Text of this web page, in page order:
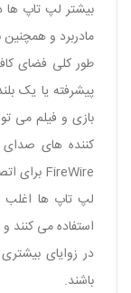
بیشتر لپ ‌تاپ ‌ها
مادربرد و
طور کلی فضای
پیشرفته یا یک
بازی و فیلم می
FireWire برای اتصال به لپ تاپ استفاده می کنند.
لپ تاپ ها اغلب
استفاده می کنند
در زوایای
باشند.